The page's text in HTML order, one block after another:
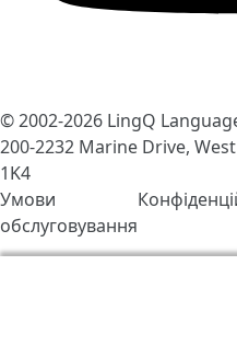
© 2002-2026 LingQ
200-2232 Marine Drive,
1K4
Умови
обслуговування